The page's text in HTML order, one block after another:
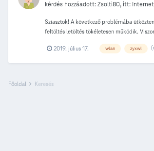
kérdés hozzáadott:Zsolti80, itt: Internet
Sziasztok! A következő problémába
feltöltés letöltés tökéletesen működik.
létezni. Amint kikapcsolom a nas-t a
2019. július 17. wlan zyxwl
Főoldal Keresés